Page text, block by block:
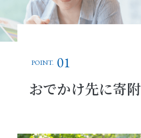
POINT. 01
おでかけ先に寄附